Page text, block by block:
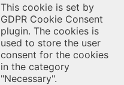
This cookie is set by
GDPR Cookie Consent
plugin. The cookies is
used to store the user
consent for the cookies
in the category
"Necessary".